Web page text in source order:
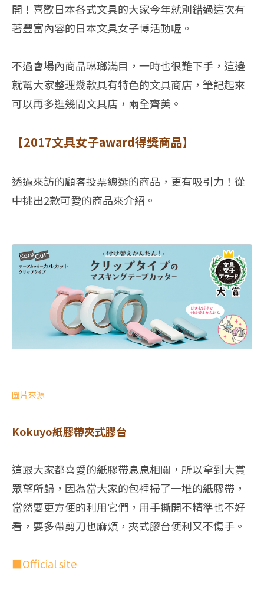
開！喜歡日本各式文具的大家今年就別錯過這次有
著豐富內容的日本文具女子博活動喔。
不過會場內商品琳瑯滿目，一時也很難下手，這邊
就幫大家整理幾款具有特色的文具商店，筆記起來
可以再多逛幾間文具店，兩全齊美。
【2017文具女子award得獎商品】
透過來訪的顧客投票總選的商品，更有吸引力！從
中挑出2款可愛的商品來介紹。
圖片來源
Kokuyo紙膠帶夾式膠台
這跟大家都喜愛的紙膠帶息息相關，所以拿到大賞
眾望所歸，因為當大家的包裡掃了一堆的紙膠帶，
當然要更方便的利用它們，用手撕開不精準也不好
看，要多帶剪刀也麻煩，夾式膠台便利又不傷手。
■Official site